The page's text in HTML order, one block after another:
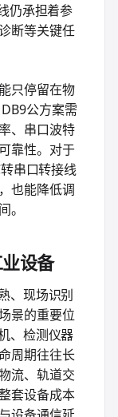
仍承担着参
断等关键任
只停留在物
公方案需
、串口波特
靠性。对于
串口转接线
也能降低调
。
设备
、现场识别
景的重要位
、检测仪器
周期往往长
流、轨道交
套设备成本